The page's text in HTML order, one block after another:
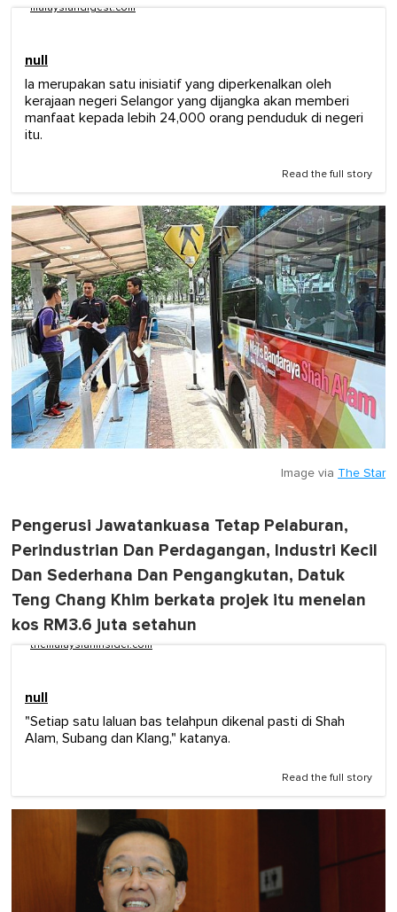
malaysiandigest.com
null
Ia merupakan satu inisiatif yang diperkenalkan oleh
kerajaan negeri Selangor yang dijangka akan memberi
manfaat kepada lebih 24,000 orang penduduk di negeri
itu.
Read the full story
Image via The Star
Pengerusi Jawatankuasa Tetap Pelaburan,
Perindustrian Dan Perdagangan, Industri Kecil
Dan Sederhana Dan Pengangkutan, Datuk
Teng Chang Khim berkata projek itu menelan
kos RM3.6 juta setahun
themalaysianinsider.com
null
"Setiap satu laluan bas telahpun dikenal pasti di Shah
Alam, Subang dan Klang," katanya.
Read the full story